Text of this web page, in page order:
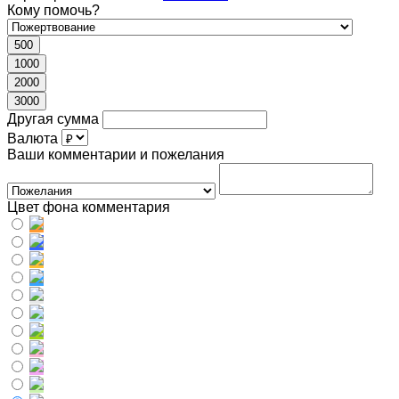
Кому помочь?
500
1000
2000
3000
Другая сумма
Валюта
Ваши комментарии и пожелания
Цвет фона комментария